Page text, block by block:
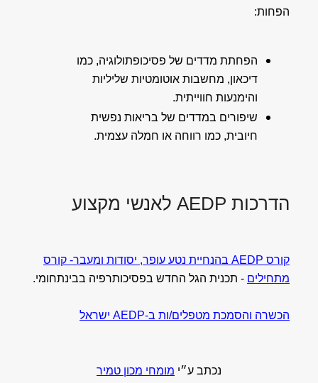
הפחות:
הפחתת מדדים של פסיכופתולוגיה, כמו
דיכאון, מחשבות אוטומטיות שליליות
והימנעות חווייתית.
שיפורים במדדים של בריאות נפשית
חיובית, כמו רווחה או חמלה עצמית.
הדרכות AEDP לאנשי מקצוע
קורס AEDP בהנחיית נטע עופר, יסודות ומעבר- קורס
מתחילים - תכנית הגל החדש בפסיכותרפיה בבינתחומי.
הכשרה והסמכת מטפלים/ות ב-AEDP ישראל
נכתב ע״י מומחי מכון טמיר